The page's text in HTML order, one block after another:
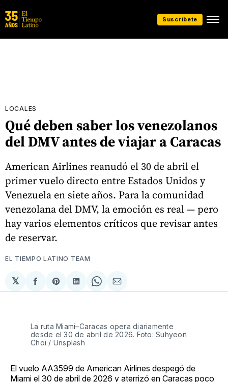
Suscríbete
LOCALES
Qué deben saber los venezolanos
del DMV antes de viajar a Caracas
American Airlines reanudó el 30 de abril el
primer vuelo directo entre Estados Unidos y
Venezuela en siete años. Para la comunidad
venezolana del DMV, la emoción es real — pero
hay varios elementos críticos que revisar antes
de reservar.
EL TIEMPO LATINO TEAM
𝕏
Compartir
en
Share
on
Compartir
en
Share
on
Compartir
via
La ruta Miami–Caracas opera diariamente
desde el 30 de abril de 2026. Foto: Suhyeon
Choi / Unsplash
El vuelo AA3599 de American Airlines despegó de
Miami el 30 de abril de 2026 y aterrizó en Caracas poco